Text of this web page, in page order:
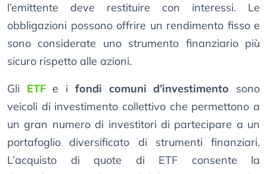
l’emittente deve restituire con interessi. Le
obbligazioni possono offrire un rendimento fisso e
sono considerate uno strumento finanziario più
sicuro rispetto alle azioni.
Gli ETFe i fondi comuni d’investimento sono
veicoli di investimento collettivo che permettono a
un gran numero di investitori di partecipare a un
portafoglio diversificato di strumenti finanziari.
L’acquisto di quote di ETF consente la